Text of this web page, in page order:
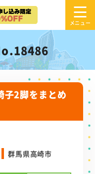
子2脚をまとめ
群馬県高崎市